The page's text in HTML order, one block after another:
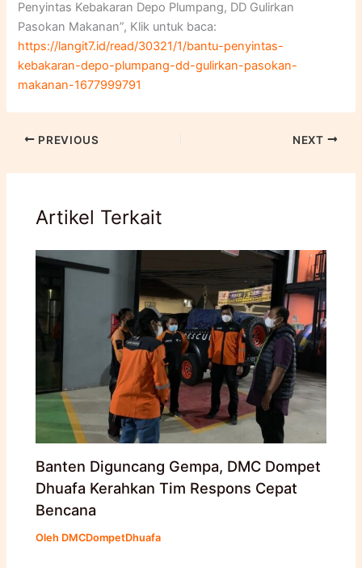
Penyintas Kebakaran Depo Plumpang, DD Gulirkan
Pasokan Makanan”, Klik untuk baca:
https://langit7.id/read/30321/1/bantu-penyintas-
kebakaran-depo-plumpang-dd-gulirkan-pasokan-
makanan-1677999791
PREVIOUS NEXT
Artikel Terkait
Banten Diguncang Gempa, DMC Dompet
Dhuafa Kerahkan Tim Respons Cepat
Bencana
Oleh DMCDompetDhuafa